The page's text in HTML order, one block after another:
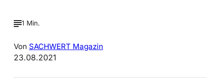
1 Min.
Von SACHWERT Magazin
23.08.2021